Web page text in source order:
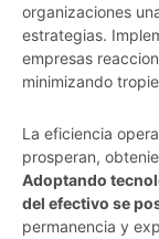
organizaciones
estrategias.
empresas
minimizando
La eficiencia
prosperan,
Adoptando
del efectivo se
permanencia y